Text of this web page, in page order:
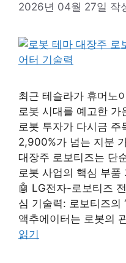
2026년 04월 27일 작
최근 테슬라가 휴머노
로봇 시대를 예고한 가
로봇 투자가 다시금 주
2,900%가 넘는 지분
대장주 로보티즈는 단
로봇 사업의 핵심 부품
🤖 LG전자-로보티즈
심 기술력: 로보티즈의
액추에이터는 로봇의
읽기